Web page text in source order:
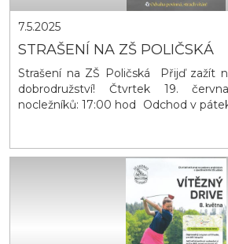
7.5.2025
STRAŠENÍ NA ZŠ POLIČSKÁ
Strašení na ZŠ Poličská Přijď zažít
dobrodružství! Čtvrtek 19.
nocležníků: 17:00 hod Odchod v
Zpívání u táboráků s kytarou
odvahy ODVAHA POVINNÁ, STRACH